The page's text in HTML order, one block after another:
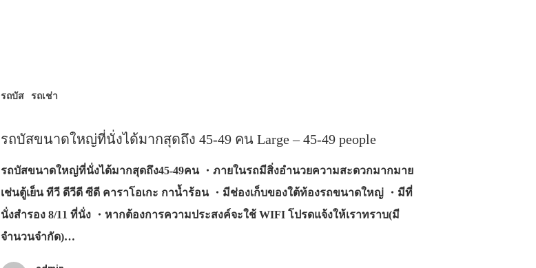
รถบัส รถเช่า
รถบัสขนาดใหญ่ที่นั่งได้มากสุดถึง 45-49 คน Large – 45-49 people
รถบัสขนาดใหญ่ที่นั่งได้มากสุดถึง45-49คน ・ภายในรถมีสิ่งอำนวยความสะดวกมากมาย
เช่นตู้เย็น ทีวี ดีวีดี ซีดี คาราโอเกะ กาน้ำร้อน ・มีช่องเก็บของใต้ท้องรถขนาดใหญ่ ・มีที่
นั่งสำรอง 8/11 ที่นั่ง ・หากต้องการความประสงค์จะใช้ WIFI โปรดแจ้งให้เราทราบ(มี
จำนวนจำกัด)…